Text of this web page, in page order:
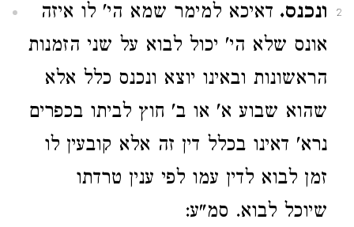
2 ונכנס. דאיכא למימר שמא הי' לו איזה
אונס שלא הי' יכול לבוא על שני הזמנות
הראשונות ובאינו יוצא ונכנס כלל אלא
שהוא שבוע א' או ב' חוץ לביתו בכפרים
נרא' דאינו בכלל דין זה אלא קובעין לו
זמן לבוא לדין עמו לפי ענין טרדתו
שיוכל לבוא. סמ"ע: